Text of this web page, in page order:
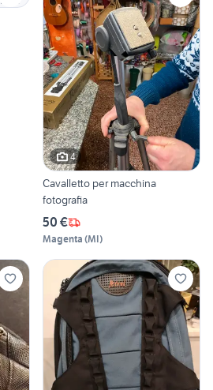
4
Cavalletto per macchina
fotografia
50 €
Magenta (MI)